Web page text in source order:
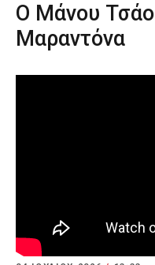
Ο Μάνου Τσάο
Μαραντόνα